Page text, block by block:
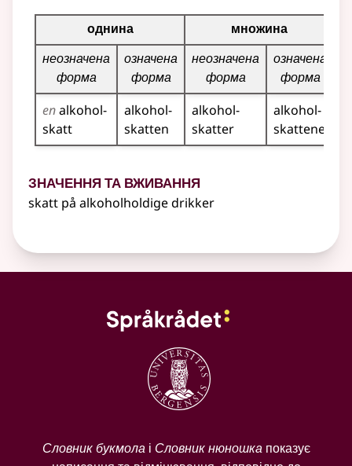
Таблиця відмінювання для цього іменника
однина
множина
неозначена
форма
означена
форма
неозначена
форма
означена
форма
enalkohol­
skatt
alkohol­
skatten
alkohol­
skatter
alkohol­
skattene
Значення та вживання
skatt på alkoholholdige drikker
Словник букмолаі Словник нюношкапоказує